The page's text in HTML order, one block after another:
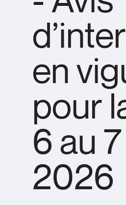
en
pour
6 au
2026